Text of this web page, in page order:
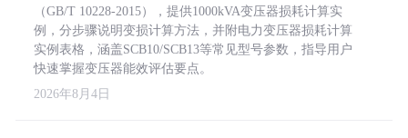
（GB/T 10228-2015），提供1000kVA变压器损耗计算实
例，分步骤说明变损计算方法，并附电力变压器损耗计算
实例表格，涵盖SCB10/SCB13等常见型号参数，指导用户
快速掌握变压器能效评估要点。
2026年8月4日